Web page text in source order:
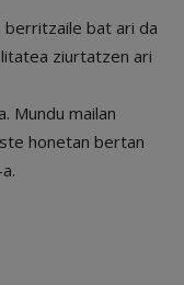
berritzaile bat ari da
ziurtatzen ari
Mundu mailan
honetan bertan